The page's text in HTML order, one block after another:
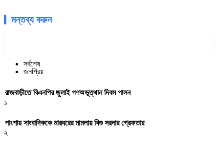
মন্তব্য করুন
সর্বশেষ
জনপ্রিয়
রাজবাড়ীতে বিএন‌পির জুলাই গণঅভূত্থান দিবস পালন
১
পাংশায় সাংবাদিককে মারধরের মামলায় বিশু সরদার গ্রেফতার
২